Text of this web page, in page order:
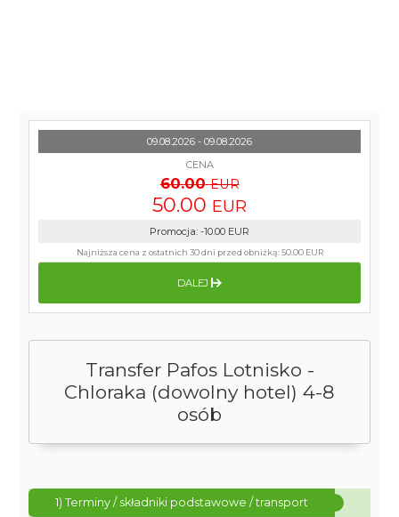
Transfer Pafos Lotnisko -
Chloraka (dowolny hotel) 4-8
osób
1) Terminy / składniki podstawowe / transport
09.08.2026 - 09.08.2026
CENA
60.00 EUR
50.00 EUR
Promocja: -10.00 EUR
Najniższa cena z ostatnich 30 dni przed obniżką:50.00 EUR
DALEJ